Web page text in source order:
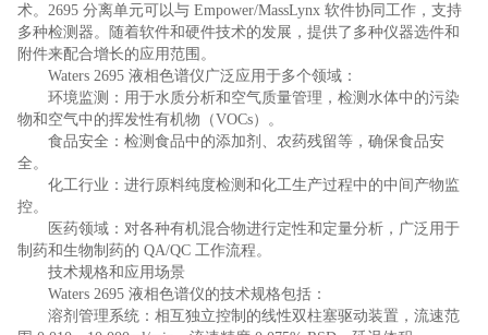
术。2695 分离单元可以与 Empower/MassLynx 软件协同工作，支持
多种检测器。随着软件和硬件技术的发展，提供了多种仪器选件和
附件来配合增长的应用范围。
Waters 2695 液相色谱仪广泛应用于多个领域：
环境监测：用于水质分析和空气质量管理，检测水体中的污染
物和空气中的挥发性有机物（VOCs）。
食品安全：检测食品中的添加剂、农药残留等，确保食品安
全。
化工行业：进行原料纯度检测和化工生产过程中的中间产物监
控。
医药领域：对各种有机混合物进行定性和定量分析，广泛用于
制药和生物制药的 QA/QC 工作流程。
技术规格和应用场景
Waters 2695 液相色谱仪的技术规格包括：
溶剂管理系统：相互独立控制的线性双柱塞驱动装置，流速范